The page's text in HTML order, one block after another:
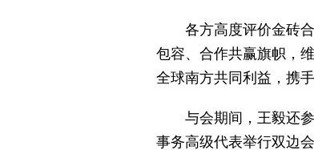
各方高度评价金砖
包容、合作共赢旗帜，
全球南方共同利益，携
与会期间，王毅还
事务高级代表举行双边会